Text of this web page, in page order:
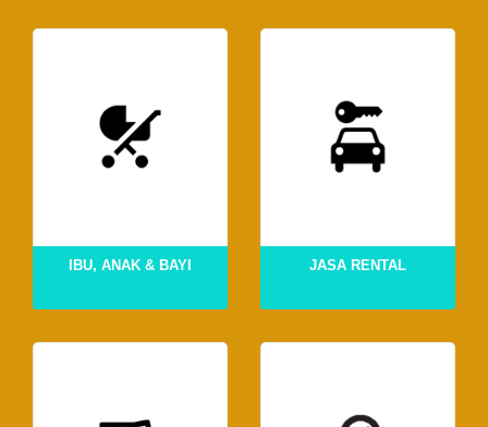
IBU, ANAK & BAYI JASA RENTAL